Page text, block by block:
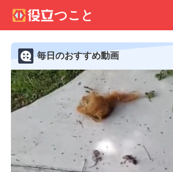
毎日のおすすめ動画